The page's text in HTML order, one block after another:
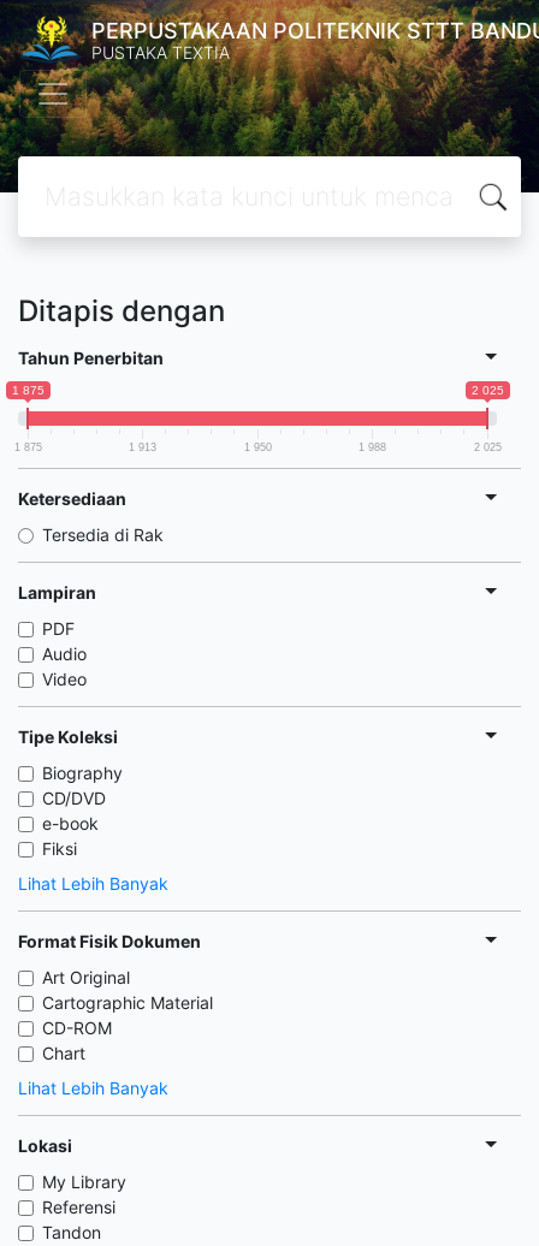
PERPUSTAKAAN POLITEKNIK STTT
PUSTAKA TEXTIA
Ditapis dengan
Tahun Penerbitan
1 875 2 025
1 875 1 913 1 950 1 988 2 025
Ketersediaan
Tersedia di Rak
Lampiran
PDF
Audio
Video
Tipe Koleksi
Biography
CD/DVD
e-book
Fiksi
Lihat Lebih Banyak
Format Fisik Dokumen
Art Original
Cartographic Material
CD-ROM
Chart
Lihat Lebih Banyak
Lokasi
My Library
Referensi
Tandon